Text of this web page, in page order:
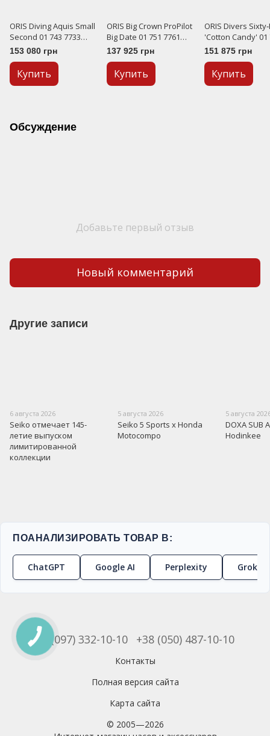
ORIS Diving Aquis Small
Second 01 743 7733
4155-07 8 24 05PEB
153 080 грн
Купить
ORIS Big Crown ProPilot
Big Date 01 751 7761
4065-07 8 20 08P
137 925 грн
Купить
ORIS Divers
'Cotton Candy' 01
7771 4058-07 8 19
151 875 грн
Купить
Обсуждение
Добавьте первый отзыв
Новый комментарий
Другие записи
6 августа 2026
Seiko отмечает 145-
летие выпуском
лимитированной
коллекции
5 августа 2026
Seiko 5 Sports x Honda
Motocompo
5 августа
DOXA SUB
Hodinkee
ПОАНАЛИЗИРОВАТЬ ТОВАР В:
ChatGPT Google AI Perplexity Grok
+38 (097) 332-10-10 +38 (050) 487-10-10
Контакты
Полная версия сайта
Карта сайта
© 2005—2026